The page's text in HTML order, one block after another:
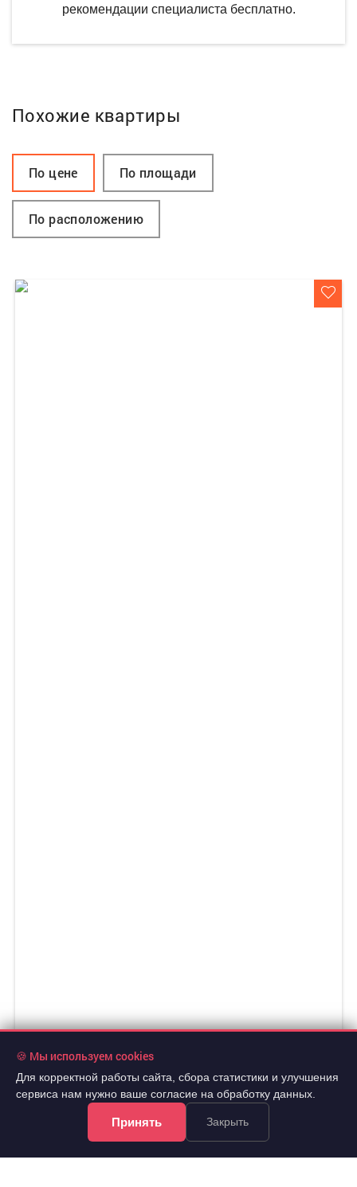
рекомендации специалиста бесплатно.
Похожие квартиры
По цене По площади
По расположению
🍪 Мы используем cookies
Для корректной работы сайта, сбора статистики и улучшения
сервиса нам нужно ваше согласие на обработку данных.
Принять Закрыть